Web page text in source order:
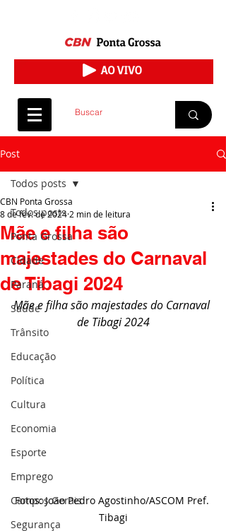
Post
Todos posts
Ponta Grossa
Cidade
Paraná
Saúde
Trânsito
Educação
Política
Cultura
Economia
Esporte
Emprego
Campos Gerais
Segurança
Todos posts
Mãe e filha são
majestades do Carnaval
de Tibagi 2024
CBN Ponta Grossa
8 de fev. de 2024 2 min de leitura
Mãe e filha são majestades do Carnaval
de Tibagi 2024
Fotos: João Pedro Agostinho/ASCOM Pref.
Tibagi